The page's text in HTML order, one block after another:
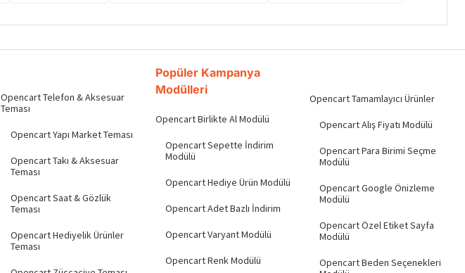
Opencart Telefon & Aksesuar
Teması
Opencart Yapı Market Teması
Opencart Takı & Aksesuar
Teması
Opencart Saat & Gözlük
Teması
Opencart Hediyelik Ürünler
Teması
Popüler Kampanya
Modülleri
Opencart Birlikte Al Modülü
Opencart Sepette İndirim
Modülü
Opencart Hediye Ürün Modülü
Opencart Adet Bazlı İndirim
Opencart Varyant Modülü
Opencart Renk Modülü
Opencart Tamamlayıcı Ürünler
Opencart Alış Fiyatı Modülü
Opencart Para Birimi Seçme
Modülü
Opencart Google Önizleme
Modülü
Opencart Özel Etiket Sayfa
Modülü
Opencart Beden Seçenekleri